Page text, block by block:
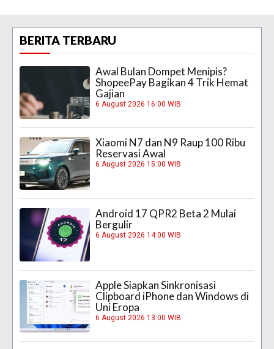
BERITA TERBARU
Awal Bulan Dompet Menipis?
ShopeePay Bagikan 4 Trik Hemat
Gajian
6 August 2026 16:00 WIB
Xiaomi N7 dan N9 Raup 100 Ribu
Reservasi Awal
6 August 2026 15:00 WIB
Android 17 QPR2 Beta 2 Mulai
Bergulir
6 August 2026 14:00 WIB
Apple Siapkan Sinkronisasi
Clipboard iPhone dan Windows di
Uni Eropa
6 August 2026 13:00 WIB